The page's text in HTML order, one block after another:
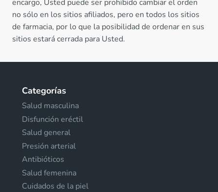
encargo, Usted puede ser prohibido cambiar el orden
no sólo en los sitios afiliados, pero en todos los sitios
de farmacia, por lo que la posibilidad de ordenar en sus
sitios estará cerrada para Usted.
Categorías
Salud masculina
Disfunción eréctil
Salud general
Presión arterial
Antibióticos
Salud femenina
Cuidados de la piel